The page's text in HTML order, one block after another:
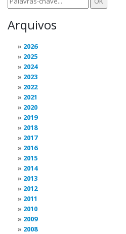
Arquivos
2026
2025
2024
2023
2022
2021
2020
2019
2018
2017
2016
2015
2014
2013
2012
2011
2010
2009
2008